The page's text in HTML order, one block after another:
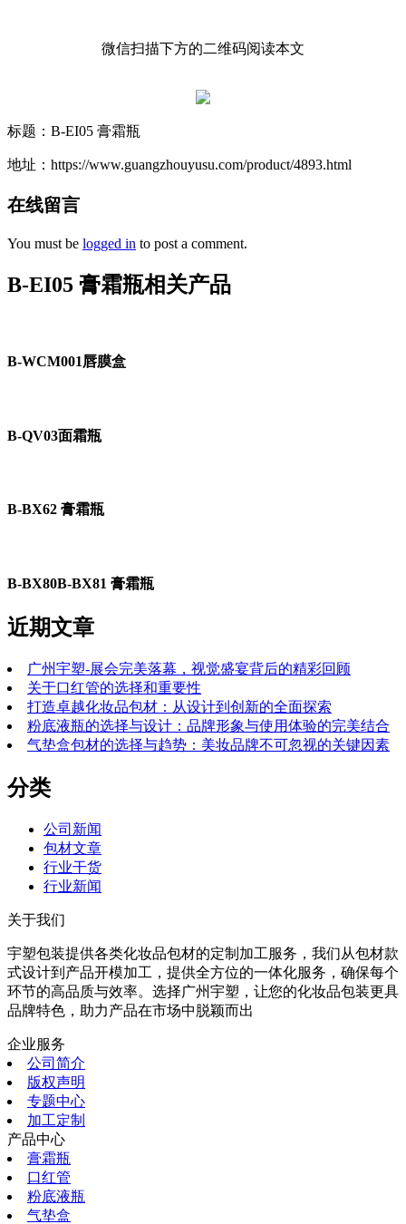
微信扫描下方的二维码阅读本文
标题：B-EI05 膏霜瓶
地址：https://www.guangzhouyusu.com/product/4893.html
在线留言
You must be logged in to post a comment.
B-EI05 膏霜瓶相关产品
B-WCM001唇膜盒
B-QV03面霜瓶
B-BX62 膏霜瓶
B-BX80B-BX81 膏霜瓶
近期文章
广州宇塑-展会完美落幕，视觉盛宴背后的精彩回顾
关于口红管的选择和重要性
打造卓越化妆品包材：从设计到创新的全面探索
粉底液瓶的选择与设计：品牌形象与使用体验的完美结合
气垫盒包材的选择与趋势：美妆品牌不可忽视的关键因素
分类
公司新闻
包材文章
行业干货
行业新闻
关于我们
宇塑包装提供各类化妆品包材的定制加工服务，我们从包材款
式设计到产品开模加工，提供全方位的一体化服务，确保每个
环节的高品质与效率。选择广州宇塑，让您的化妆品包装更具
品牌特色，助力产品在市场中脱颖而出
企业服务
公司简介
版权声明
专题中心
加工定制
产品中心
膏霜瓶
口红管
粉底液瓶
气垫盒